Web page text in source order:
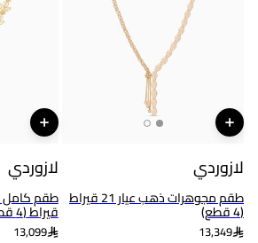
لازوردي
طقم مجوهرات ذهب عيار 21 قيراط
(4 قطع)
13,349
لازوردي
قيراط (4 قطع)
13,099